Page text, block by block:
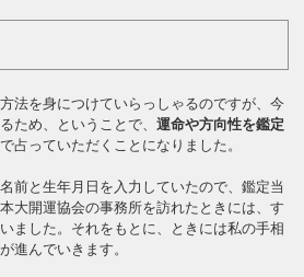
法を身につけていらっしゃるのですが、今
ため、ということで、運命や方向性を鑑定
で占っていただくことになりました。
前と生年月日を入力していたので、鑑定当
大開運協会の事務所を訪れたときには、す
ました。それをもとに、ときには私の手相
進んでいきます。